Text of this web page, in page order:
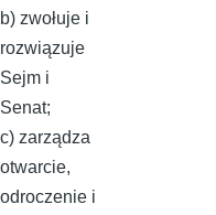
b) zwołuje i
rozwiązuje
Sejm i
Senat;
c) zarządza
otwarcie,
odroczenie i